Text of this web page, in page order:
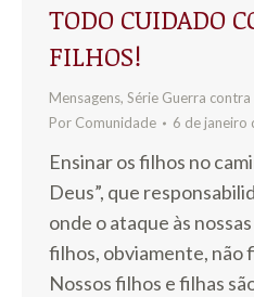
TODO CUIDADO
FILHOS!
Mensagens, Série Guerra contra
Por Comunidade 6 de janeiro
Ensinar os filhos no
Deus”, que
onde o ataque às
filhos, obviamente, não
Nossos filhos e filhas